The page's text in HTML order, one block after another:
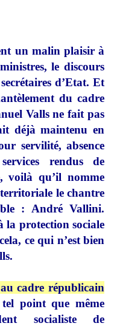
un malin plaisir à
le discours
d’Etat. Et
du cadre
Valls ne fait pas
déjà maintenu en
servilité, absence
rendus de
voilà qu’il nomme
le chantre
: André Vallini.
la protection sociale
ce qui n’est bien
cadre républicain
point que même
socialiste de